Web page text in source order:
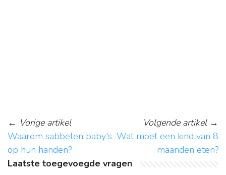
← Vorige artikel
Waarom sabbelen baby's
op hun handen?
Volgende artikel→
Wat moet een kind van 8
maanden eten?
Laatste toegevoegde vragen